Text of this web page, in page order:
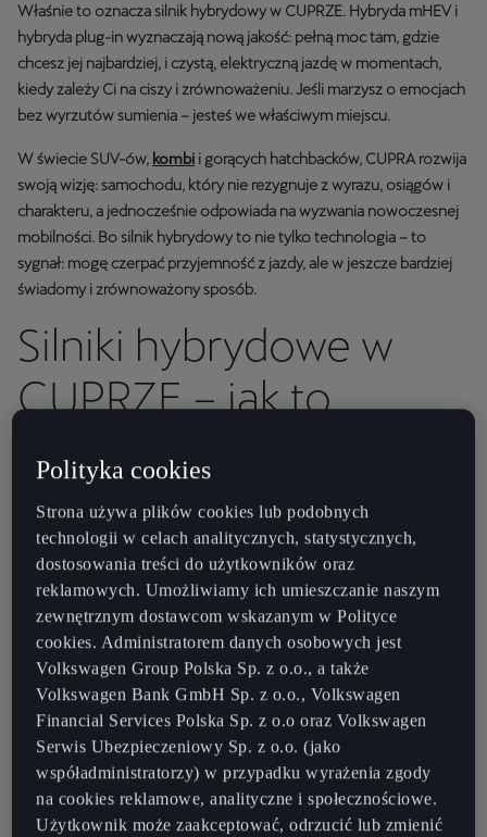
Właśnie to oznacza silnik hybrydowy w CUPRZE. Hybryda mHEV i
hybryda plug-in wyznaczają nową jakość: pełną moc tam, gdzie
chcesz jej najbardziej, i czystą, elektryczną jazdę w momentach,
kiedy zależy Ci na ciszy i zrównoważeniu. Jeśli marzysz o emocjach
bez wyrzutów sumienia – jesteś we właściwym miejscu.
W świecie SUV-ów, kombi i gorących hatchbacków, CUPRA rozwija
swoją wizję: samochodu, który nie rezygnuje z wyrazu, osiągów i
charakteru, a jednocześnie odpowiada na wyzwania nowoczesnej
mobilności. Bo silnik hybrydowy to nie tylko technologia – to
sygnał: mogę czerpać przyjemność z jazdy, ale w jeszcze bardziej
świadomy i zrównoważony sposób.
Silniki hybrydowe w
CUPRZE – jak to
działa?
małym silnikiem elektrycznym, który aktywuje się w kluczowych
momentach jazdy – na przykład przy ruszaniu, przyspieszaniu lub
zwalnianiu. Podczas hamowania system odzyskuje energię i
magazynuje ją w małym akumulatorze, by później oddać ją
dokładnie wtedy, gdy auto potrzebuje dodatkowego impulsu.
Całość działa automatycznie – bez ładowania i ingerencji z Twojej
strony.
Co to zmienia za kierownicą? Samochód reaguje szybciej. Rusza
płynnie, bez hałasu i szarpnięć. W korku czy na światłach wracasz
do ruchu z lekkością. A kiedy przyciskasz gaz, czujesz
natychmiastową reakcję – jakby ktoś dodał Ci momentu
obrotowego dokładnie wtedy, gdy chcesz ruszyć dynamicznie.
Polityka cookies
Strona używa plików cookies lub podobnych
technologii w celach analitycznych, statystycznych,
dostosowania treści do użytkowników oraz
reklamowych. Umożliwiamy ich umieszczanie naszym
zewnętrznym dostawcom wskazanym w Polityce
cookies. Administratorem danych osobowych jest
Volkswagen Group Polska Sp. z o.o., a także
Volkswagen Bank GmbH Sp. z o.o., Volkswagen
Financial Services Polska Sp. z o.o oraz Volkswagen
Serwis Ubezpieczeniowy Sp. z o.o. (jako
współadministratorzy) w przypadku wyrażenia zgody
na cookies reklamowe, analityczne i społecznościowe.
Użytkownik może zaakceptować, odrzucić lub zmienić